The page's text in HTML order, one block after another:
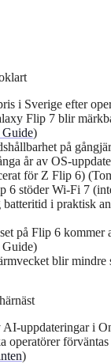
i Sverige efter
Flip 7 blir
Guide)
på
år av OS-
för Z Flip 6)
6 stöder Wi-Fi 7
i praktisk
på Flip 6 kommer
Guide)
blir mindre
AI-uppdateringar i
operatörer
)